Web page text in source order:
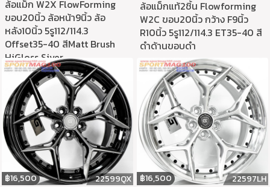
ล้อแม็ก W2X FlowForming
ขอบ20นิ้ว ล้อหน้า9นิ้ว ล้อ
หลัง10นิ้ว 5รู112/114.3
Offset35-40 สีMatt Brush
HiGloss Siver
ล้อแม็กแท้2ชิ้น Flowforming
W2C ขอบ20นิ้ว กว้าง F9นิ้ว
R10นิ้ว 5รู112/114.3 ET35-40 สี
ดำด้านขอบดำ
฿16,500 22599QX ฿16,500 22597LH